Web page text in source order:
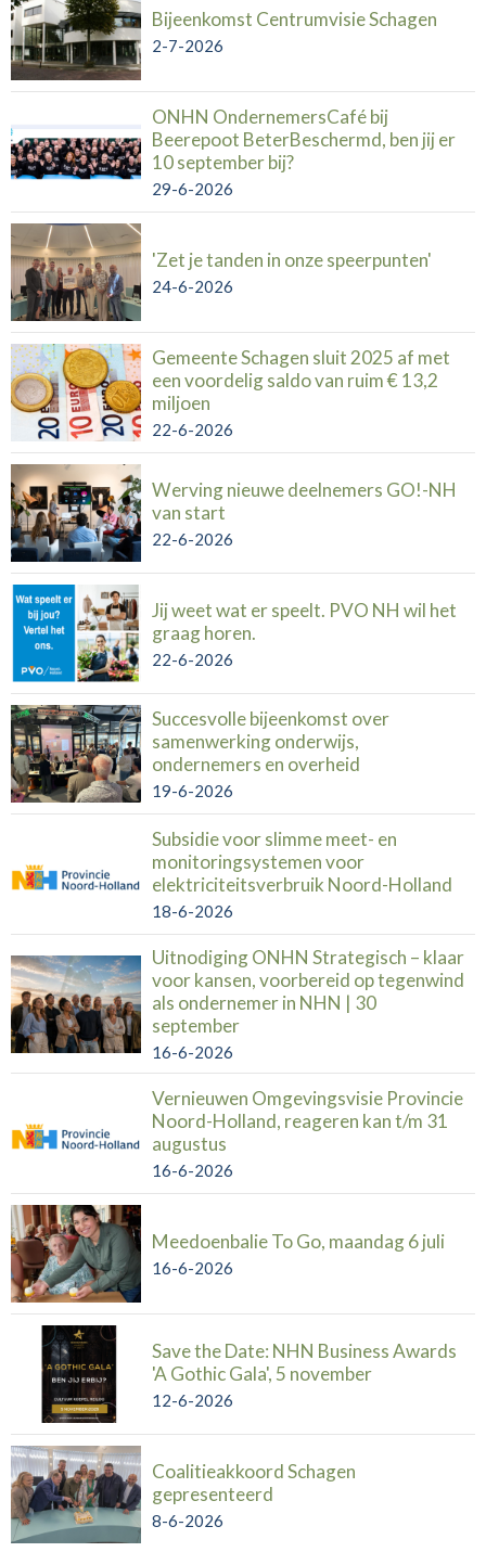
Bijeenkomst Centrumvisie Schagen
2-7-2026
ONHN OndernemersCafé bij
Beerepoot BeterBeschermd, ben jij er
10 september bij?
29-6-2026
'Zet je tanden in onze speerpunten'
24-6-2026
Gemeente Schagen sluit 2025 af met
een voordelig saldo van ruim € 13,2
miljoen
22-6-2026
Werving nieuwe deelnemers GO!-NH
van start
22-6-2026
Jij weet wat er speelt. PVO NH wil het
graag horen.
22-6-2026
Succesvolle bijeenkomst over
samenwerking onderwijs,
ondernemers en overheid
19-6-2026
Subsidie voor slimme meet- en
monitoringsystemen voor
elektriciteitsverbruik Noord-Holland
18-6-2026
Uitnodiging ONHN Strategisch – klaar
voor kansen, voorbereid op tegenwind
als ondernemer in NHN | 30
september
16-6-2026
Vernieuwen Omgevingsvisie Provincie
Noord-Holland, reageren kan t/m 31
augustus
16-6-2026
Meedoenbalie To Go, maandag 6 juli
16-6-2026
Save the Date: NHN Business Awards
'A Gothic Gala', 5 november
12-6-2026
Coalitieakkoord Schagen
gepresenteerd
8-6-2026